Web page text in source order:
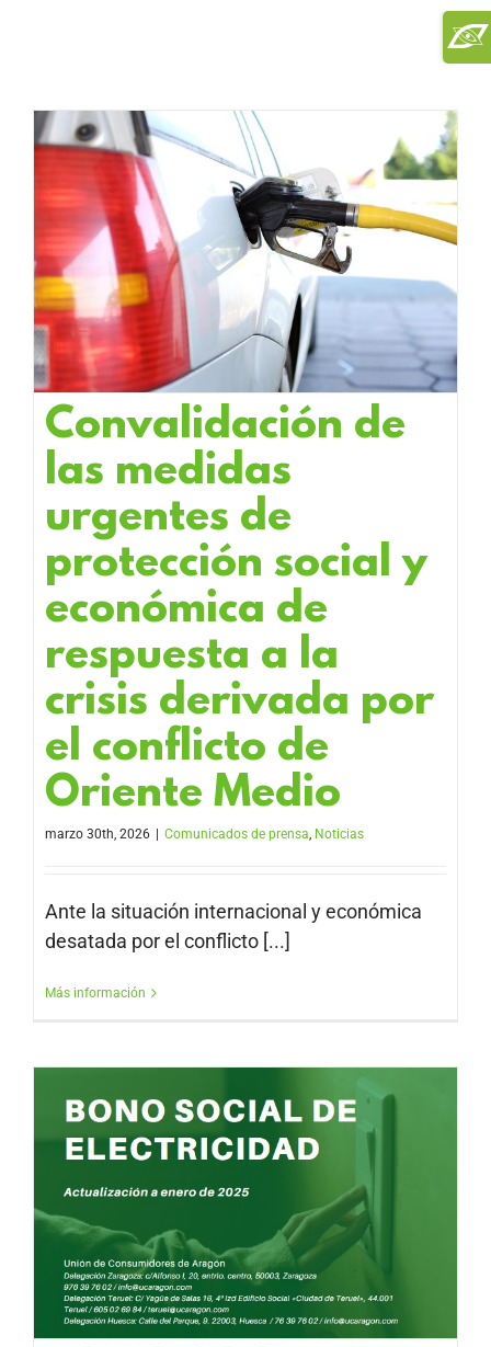
Convalidación de
las medidas
urgentes de
protección social y
económica de
respuesta a la
crisis derivada por
el conflicto de
Oriente Medio
marzo 30th, 2026 | Comunicados de prensa Noticias
Ante la situación internacional y económica
desatada por el conflicto [...]
Más información
Area